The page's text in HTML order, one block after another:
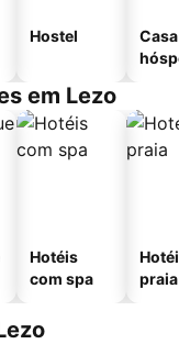
Hostel
em Lezo
Hotéis
com spa
praia